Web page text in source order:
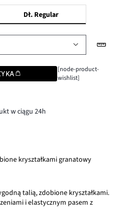
Dł. Regular
[node-product-
wishlist]
w ciągu 24h
kryształkami granatowy
talią, zdobione kryształkami.
i elastycznym pasem z